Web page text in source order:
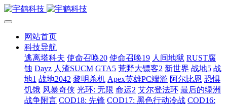
网站首页
科技导航
逃离塔科夫 使命召唤20 使命召唤19 人间地狱 RUST腐
蚀 Dayz 人渣SUCM GTA5 荒野大镖客2 新世界 战地5 战
地1 战地2042 黎明杀机 Apex英雄PC端游 阿尔比恩 恐惧
饥饿 风暴奇侠 光环: 无限 命运2 艾尔登法环 最后的绿洲
战争附言 COD18: 先锋 COD17: 黑色行动冷战 COD16: